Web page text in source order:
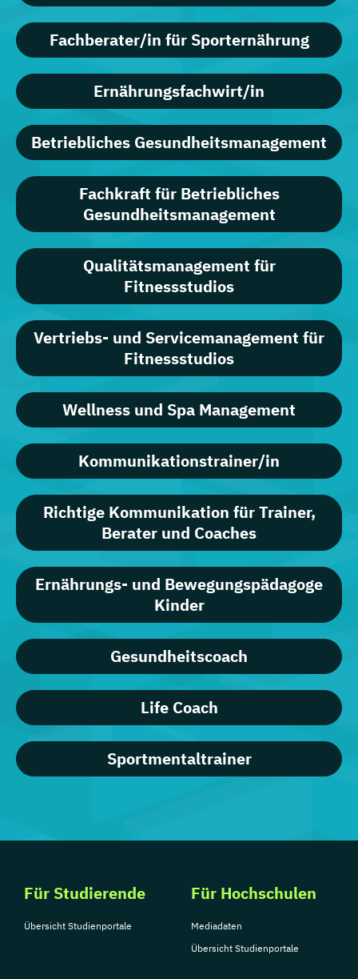
Fachberater/in für Sporternährung
Ernährungsfachwirt/in
Betriebliches Gesundheitsmanagement
Fachkraft für Betriebliches
Gesundheitsmanagement
Qualitätsmanagement für
Fitnessstudios
Vertriebs- und Servicemanagement für
Fitnessstudios
Wellness und Spa Management
Kommunikationstrainer/in
Richtige Kommunikation für Trainer,
Berater und Coaches
Ernährungs- und Bewegungspädagoge
Kinder
Gesundheitscoach
Life Coach
Sportmentaltrainer
Für Studierende
Übersicht Studienportale
Für Hochschulen
Mediadaten
Übersicht Studienportale